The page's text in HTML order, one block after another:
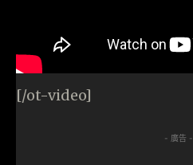
[/ot-video]
- 廣告 -